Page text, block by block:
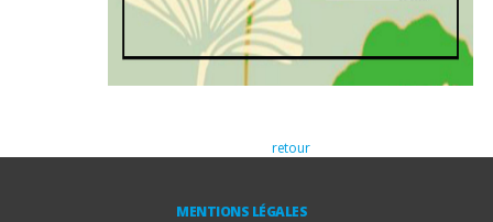
retour
MENTIONS LÉGALES